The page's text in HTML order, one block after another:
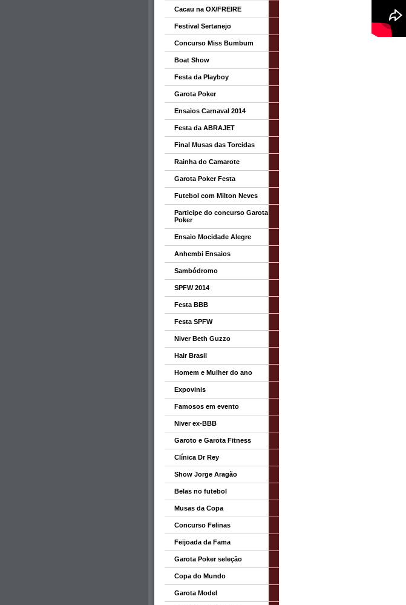
Cacau na OX/FREIRE
Festival Sertanejo
Concurso Miss Bumbum
Boat Show
Festa da Playboy
Garota Poker
Ensaios Carnaval 2014
Festa da ABRAJET
Final Musas das Torcidas
Rainha do Camarote
Garota Poker Festa
Futebol com Milton Neves
Participe do concurso Garota
Poker
Ensaio Mocidade Alegre
Anhembi Ensaios
Sambódromo
SPFW 2014
Festa BBB
Festa SPFW
Niver Beth Guzzo
Hair Brasil
Homem e Mulher do ano
Expovinis
Famosos em evento
Niver ex-BBB
Garoto e Garota Fitness
Clínica Dr Rey
Show Jorge Aragão
Belas no futebol
Musas da Copa
Concurso Felinas
Feijoada da Fama
Garota Poker seleção
Copa do Mundo
Garota Model